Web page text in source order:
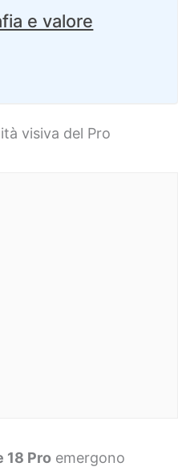
e valore
visiva del Pro
18 Pro emergono